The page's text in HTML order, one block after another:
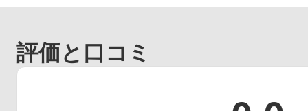
評価と口コミ